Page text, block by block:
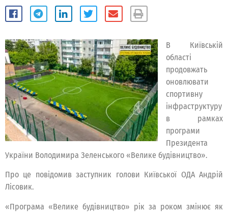
В Київській
області
продовжать
оновлювати
спортивну
інфраструктуру
в рамках
програми
Президента
України Володимира Зеленського «Велике будівництво».
Про це повідомив заступник голови Київської ОДА Андрій
Лісовик.
«Програма «Велике будівництво» рік за роком змінює як